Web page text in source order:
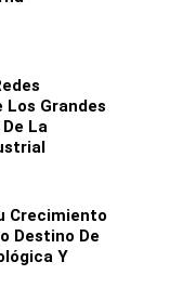
Los Grandes
La
Crecimiento
Destino De
Y